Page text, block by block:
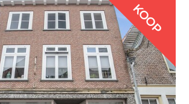
KOOP